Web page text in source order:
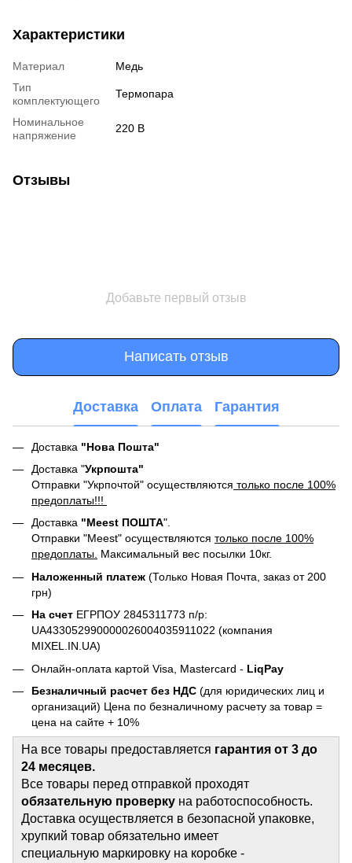
Характеристики
Материал
Медь
Тип
комплектующего
Термопара
Номинальное
напряжение
220 В
Отзывы
Добавьте первый отзыв
Написать отзыв
Доставка Оплата Гарантия
Доставка "Нова Пошта"
Доставка "Укрпошта"
Отправки "Укрпочтой" осуществляются только после 100%
предоплаты!!!
Доставка "Meest ПОШТА".
Отправки "Meest" осуществляются только после 100%
предоплаты. Максимальный вес посылки 10кг.
Наложенный платеж (Только Новая Почта, заказ от 200
грн)
На счет ЕГРПОУ 2845311773 п/р:
UA433052990000026004035911022 (компания
MIXEL.IN.UA)
Онлайн-оплата картой Visa, Mastercard - LiqPay
Безналичный расчет без НДС (для юридических лиц и
организаций) Цена по безналичному расчету за товар =
цена на сайте + 10%
На все товары предоставляется гарантия от 3 до
24 месяцев.
Все товары перед отправкой проходят
обязательную проверку на работоспособность.
Доставка осуществляется в безопасной упаковке,
хрупкий товар обязательно имеет
специальную маркировку на коробке -